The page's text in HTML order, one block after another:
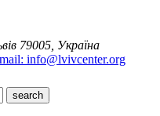
79005, Україна
info@lvivcenter.org
search